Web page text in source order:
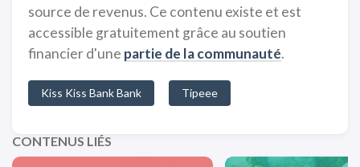
source de revenus. Ce contenu existe et est
accessible gratuitement grâce au soutien
financier d'une partie de la communauté.
Kiss Kiss Bank Bank Tipeee
CONTENUS LIÉS